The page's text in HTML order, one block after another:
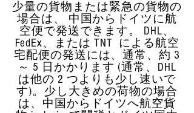
少量の貨物または緊急の貨物の
場合は、 中国からドイツに航
空便で発送できます。 DHL、
FedEx、または TNT による航空
宅配便の発送には、通常、約 3
～ 5 日かかります (通常、DHL
は他の 2 つよりも少し速いで
す)。少し大きめの荷物の場合
は、中国からドイツへ航空貨